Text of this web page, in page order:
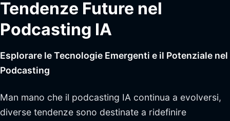
Tendenze Future nel
Podcasting IA
Esplorare le Tecnologie Emergenti e il Potenziale nel
Podcasting
Man mano che il podcasting IA continua a evolversi,
diverse tendenze sono destinate a ridefinire